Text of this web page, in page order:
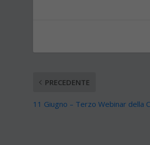
PRECEDENTE
11 Giugno – Terzo Webinar della